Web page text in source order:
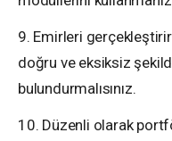
9. Emirleri
doğru ve eksiksiz
bulundurmalısınız.
10. Düzenli olarak